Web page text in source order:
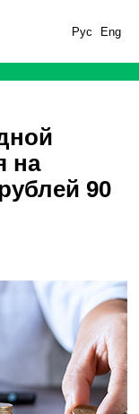
Рус Eng
на
90